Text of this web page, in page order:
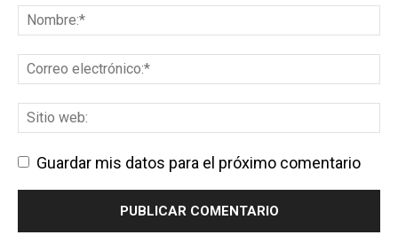
Guardar mis datos para el próximo comentario